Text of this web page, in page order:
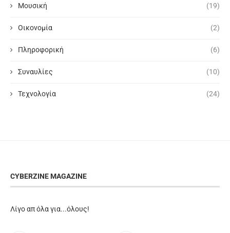
Μουσική (19)
Οικονομία (2)
Πληροφορική (6)
Συναυλίες (10)
Τεχνολογία (24)
CYBERZINE MAGAZINE
Λίγο απ όλα για...όλους!